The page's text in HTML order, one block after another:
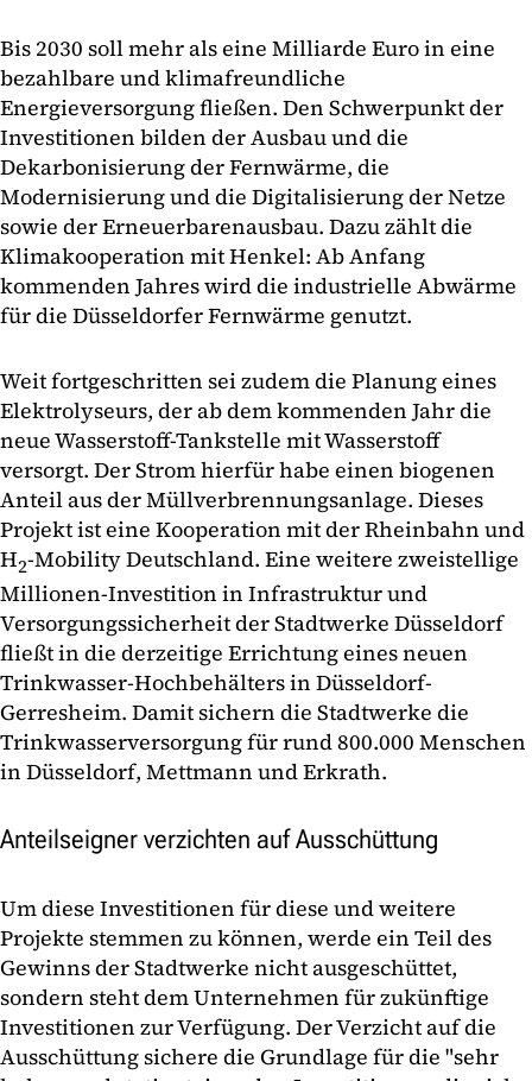
Bis 2030 soll mehr als eine Milliarde Euro in eine
bezahlbare und klimafreundliche
Energieversorgung fließen. Den Schwerpunkt der
Investitionen bilden der Ausbau und die
Dekarbonisierung der Fernwärme, die
Modernisierung und die Digitalisierung der Netze
sowie der Erneuerbarenausbau. Dazu zählt die
Klimakooperation mit Henkel: Ab Anfang
kommenden Jahres wird die industrielle Abwärme
für die Düsseldorfer Fernwärme genutzt.
Weit fortgeschritten sei zudem die Planung eines
Elektrolyseurs, der ab dem kommenden Jahr die
neue Wasserstoff-Tankstelle mit Wasserstoff
versorgt. Der Strom hierfür habe einen biogenen
Anteil aus der Müllverbrennungsanlage. Dieses
Projekt ist eine Kooperation mit der Rheinbahn und
H2-Mobility Deutschland. Eine weitere zweistellige
Millionen-Investition in Infrastruktur und
Versorgungssicherheit der Stadtwerke Düsseldorf
fließt in die derzeitige Errichtung eines neuen
Trinkwasser-Hochbehälters in Düsseldorf-
Gerresheim. Damit sichern die Stadtwerke die
Trinkwasserversorgung für rund 800.000 Menschen
in Düsseldorf, Mettmann und Erkrath.
Anteilseigner verzichten auf Ausschüttung
Um diese Investitionen für diese und weitere
Projekte stemmen zu können, werde ein Teil des
Gewinns der Stadtwerke nicht ausgeschüttet,
sondern steht dem Unternehmen für zukünftige
Investitionen zur Verfügung. Der Verzicht auf die
Ausschüttung sichere die Grundlage für die "sehr